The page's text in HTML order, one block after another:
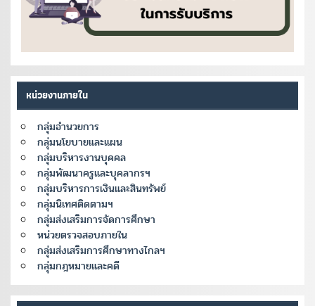
หน่วยงานภายใน
กลุ่มอำนวยการ
กลุ่มนโยบายและแผน
กลุ่มบริหารงานบุคคล
กลุ่มพัฒนาครูและบุคลากรฯ
กลุ่มบริหารการเงินและสินทรัพย์
กลุ่มนิเทศติดตามฯ
กลุ่มส่งเสริมการจัดการศึกษา
หน่วยตรวจสอบภายใน
กลุ่มส่งเสริมการศึกษาทางไกลฯ
กลุ่มกฎหมายและคดี